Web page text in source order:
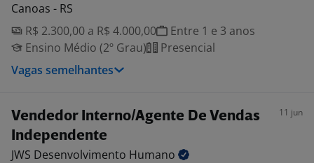
Canoas - RS
R$ 2.300,00 a R$ 4.000,00
Entre 1 e 3 anos
Ensino Médio (2º Grau)
Presencial
Vagas semelhantes
Vendedor Interno/Agente De Vendas
Independente
11 jun
JWS Desenvolvimento Humano